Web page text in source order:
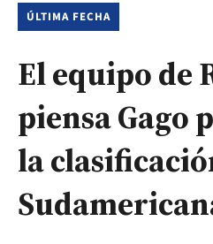
ÚLTIMA FECHA
El equipo de
piensa Gago
la